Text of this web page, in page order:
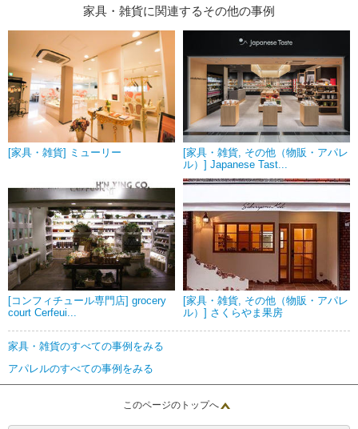
家具・雑貨に関連するその他の事例
[家具・雑貨] ミューリー
[家具・雑貨, その他（物販・アパレ
ル）] Japanese Tast...
[コンフィチュール専門店] grocery
court Cerfeui...
[家具・雑貨, その他（物販・アパレ
ル）] さくらやま果房
家具・雑貨のすべての事例をみる
アパレルのすべての事例をみる
このページのトップへ